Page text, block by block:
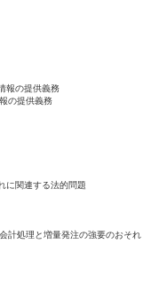
報の提供義務
の提供義務
に関連する法的問題
計処理と増量発注の強要のおそれ